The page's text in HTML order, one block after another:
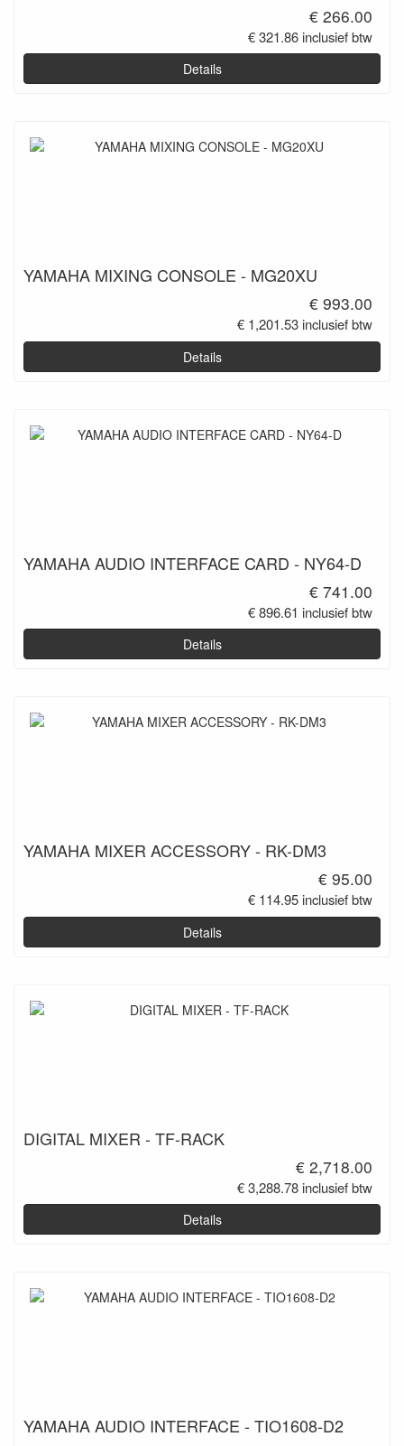
€ 266.00
€ 321.86 inclusief btw
Details
YAMAHA MIXING CONSOLE - MG20XU
€ 993.00
€ 1,201.53 inclusief btw
Details
YAMAHA AUDIO INTERFACE CARD - NY64-D
€ 741.00
€ 896.61 inclusief btw
Details
YAMAHA MIXER ACCESSORY - RK-DM3
€ 95.00
€ 114.95 inclusief btw
Details
DIGITAL MIXER - TF-RACK
€ 2,718.00
€ 3,288.78 inclusief btw
Details
YAMAHA AUDIO INTERFACE - TIO1608-D2